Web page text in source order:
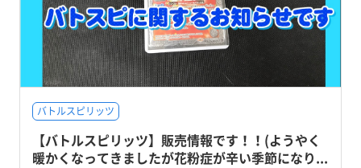
バトルスピリッツ
【バトルスピリッツ】販売情報です！！(ようやく
暖かくなってきましたが花粉症が辛い季節になり...